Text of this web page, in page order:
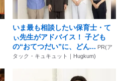
いま最も相談したい保育士・て
ぃ先生がアドバイス！ 子ども
の“おてつだい”に、どん... PR(ア
タック・キュキュット｜Hugkum)